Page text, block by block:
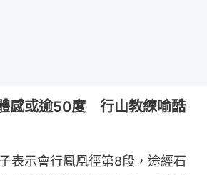
感或逾50度 行山教練喻酷
表示會行鳯凰徑第8段，途經石